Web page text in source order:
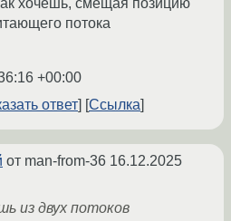
хочешь, смещая позицию
потока
+00:00
ответ Ссылка
от man-from-36 16.12.2025
из двух потоков